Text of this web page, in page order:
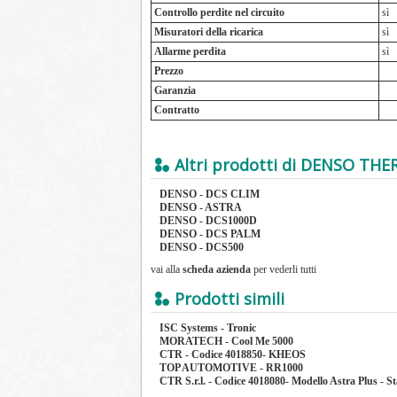
Controllo perdite nel circuito
sì
Misuratori della ricarica
sì
Allarme perdita
sì
Prezzo
Garanzia
Contratto
Altri prodotti di DENSO
DENSO - DCS CLIM
DENSO - ASTRA
DENSO - DCS1000D
DENSO - DCS PALM
DENSO - DCS500
vai alla scheda azienda per vederli tutti
Prodotti simili
ISC Systems - Tronic
MORATECH - Cool Me 5000
CTR - Codice 4018850- KHEOS
TOP AUTOMOTIVE - RR1000
CTR S.r.l. - Codice 4018080- Modello Astra Plus -